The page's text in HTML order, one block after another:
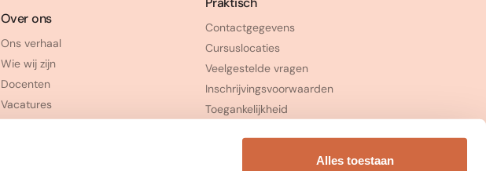
Alles toestaan
Over ons
Ons verhaal
Wie wij zijn
Docenten
Vacatures
Contactgegevens
Cursuslocaties
Veelgestelde vragen
Inschrijvingsvoorwaarden
Toegankelijkheid